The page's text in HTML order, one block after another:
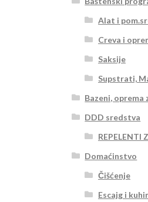
Alat i
Creva i
Saksije
Supstrati,
Bazeni, oprema
DDD sredstva
REPELENTI
Domaćinstvo
Čišćenje
Escajg i